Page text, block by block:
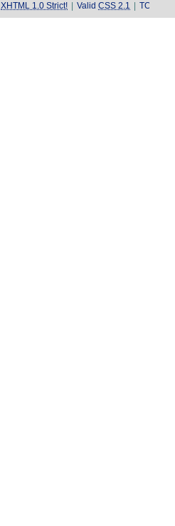
XHTML 1.0 Strict! Valid CSS 2.1